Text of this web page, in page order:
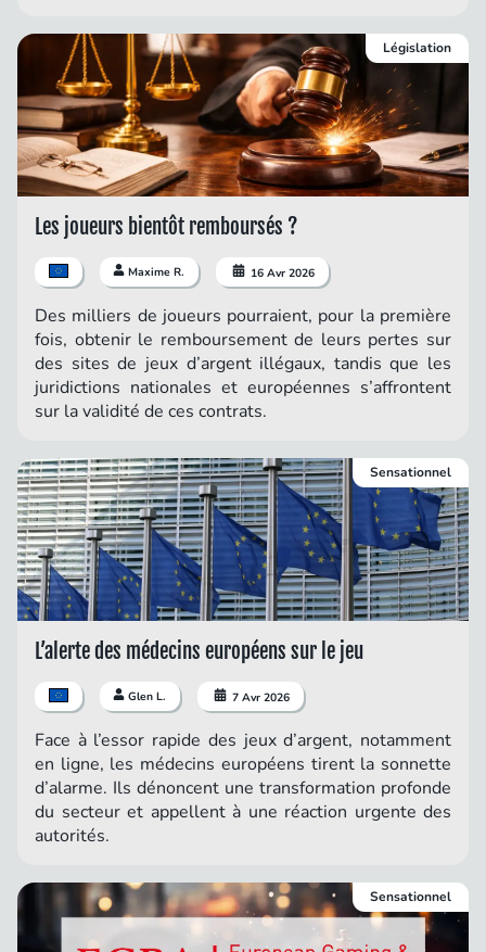
Les joueurs bientôt remboursés ?
Maxime R. 16 Avr 2026
Des milliers de joueurs pourraient, pour la première
fois, obtenir le remboursement de leurs pertes sur
des sites de jeux d’argent illégaux, tandis que les
juridictions nationales et européennes s’affrontent
sur la validité de ces contrats.
Législation
L’alerte des médecins européens sur le jeu
Glen L. 7 Avr 2026
Face à l’essor rapide des jeux d’argent, notamment
en ligne, les médecins européens tirent la sonnette
d’alarme. Ils dénoncent une transformation profonde
du secteur et appellent à une réaction urgente des
autorités.
Sensationnel
Sensationnel